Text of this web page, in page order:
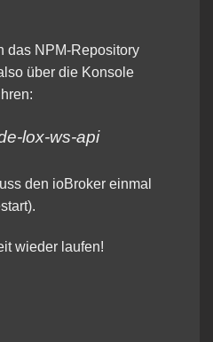
das NPM-Repository
über die Konsole
lox-ws-api
den ioBroker einmal
wieder laufen!